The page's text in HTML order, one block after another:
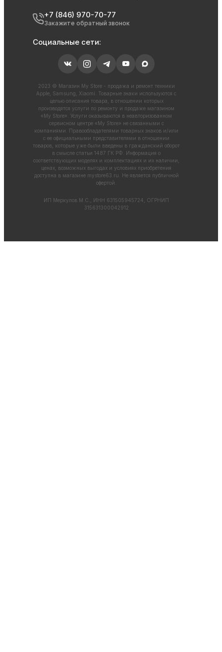
+7 (846) 970-70-77
Закажите обратный звонок
Социальные сети:
2023 © Магазин My Store - продажа и ремонт техники
Apple, Samsung, Xiaomi. Товарные знаки используются с
целью описания товара, в отношении которых
производятся услуги по ремонту и продаже магазином
«My Store». Услуги оказываются в неавторизованном
сервисном центре «My Store» не связанными с
компаниями. Правообладателями товарных знаков и/или
с ее официальными представителями в отношении
товаров, которые уже были введены в гражданский оборот
в смысле статьи 1487 ГК РФ. Информация о
соответствующих моделях и комплектациях и их наличии,
ценах, возможных выгодах и условиях приобретения
доступна в магазине mystore63.ru . Не является публичной
офертой.
ИП Меркулов М.С., ИНН 631505945724, ОГРНИП
315631300042912